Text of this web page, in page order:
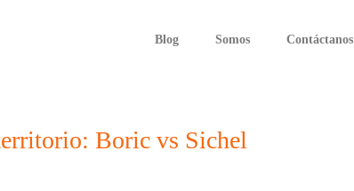
Blog Somos Contáctanos
Boric vs Sichel